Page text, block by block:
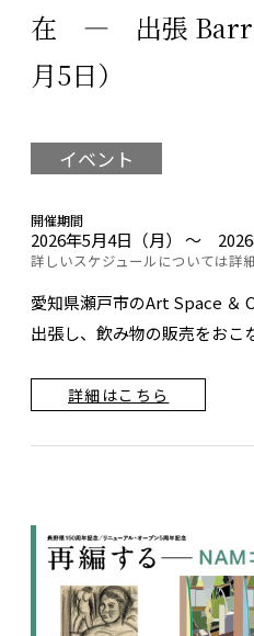
在 ― 出張
月5日）
イベント
開催期間
2026年5月4日（月） ～ 2026
詳しいスケジュールについては詳
愛知県瀬戸市のArt Space ＆
出張し、飲み物の販売をおこ
詳細はこちら